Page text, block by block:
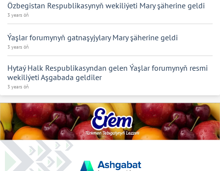
Özbegistan Respublikasynyň wekiliýeti Mary şäherine geldi
3 years öň
Ýaşlar forumynyň gatnaşyjylary Mary şäherine geldi
3 years öň
Hytaý Halk Respublikasyndan gelen Ýaşlar forumynyň resmi
wekiliýeti Aşgabada geldiler
3 years öň